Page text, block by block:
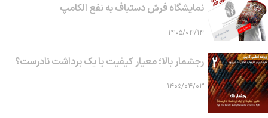
نمایشگاه فرش دستباف به نفع الکامپ
۱۴۰۵/۰۴/۱۴
رجشمار بالا؛ معیار کیفیت یا یک برداشت نادرست؟
۱۴۰۵/۰۴/۰۳